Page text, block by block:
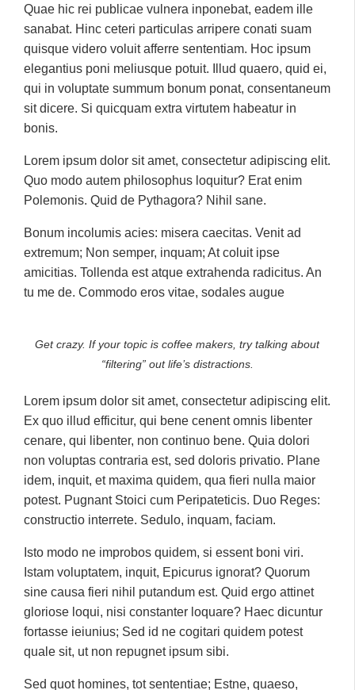
Quae hic rei publicae vulnera inponebat, eadem ille
sanabat. Hinc ceteri particulas arripere conati suam
quisque videro voluit afferre sententiam. Hoc ipsum
elegantius poni meliusque potuit. Illud quaero, quid ei,
qui in voluptate summum bonum ponat, consentaneum
sit dicere. Si quicquam extra virtutem habeatur in
bonis.
Lorem ipsum dolor sit amet, consectetur adipiscing elit.
Quo modo autem philosophus loquitur? Erat enim
Polemonis. Quid de Pythagora? Nihil sane.
Bonum incolumis acies: misera caecitas. Venit ad
extremum; Non semper, inquam; At coluit ipse
amicitias. Tollenda est atque extrahenda radicitus. An
tu me de. Commodo eros vitae, sodales augue
Get crazy. If your topic is coffee makers, try talking about
“filtering” out life’s distractions.
Lorem ipsum dolor sit amet, consectetur adipiscing elit.
Ex quo illud efficitur, qui bene cenent omnis libenter
cenare, qui libenter, non continuo bene. Quia dolori
non voluptas contraria est, sed doloris privatio. Plane
idem, inquit, et maxima quidem, qua fieri nulla maior
potest. Pugnant Stoici cum Peripateticis. Duo Reges:
constructio interrete. Sedulo, inquam, faciam.
Isto modo ne improbos quidem, si essent boni viri.
Istam voluptatem, inquit, Epicurus ignorat? Quorum
sine causa fieri nihil putandum est. Quid ergo attinet
gloriose loqui, nisi constanter loquare? Haec dicuntur
fortasse ieiunius; Sed id ne cogitari quidem potest
quale sit, ut non repugnet ipsum sibi.
Sed quot homines, tot sententiae; Estne, quaeso,